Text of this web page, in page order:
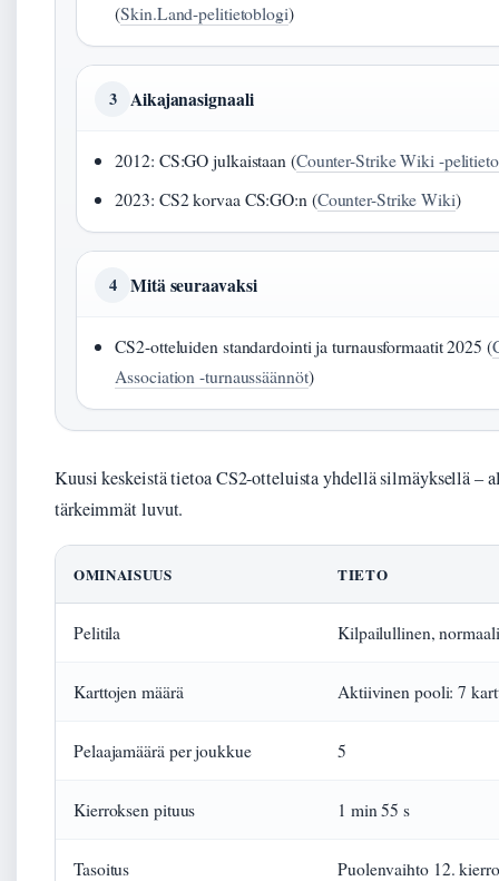
(Skin.Land-pelitietoblogi)
3 Aikajanasignaali
2012: CS:GO julkaistaan (Counter-Strike Wiki -
2023: CS2 korvaa CS:GO:n (Counter-Strike Wiki)
4 Mitä seuraavaksi
CS2-otteluiden standardointi ja turnausformaatit 2025 (
Association -turnaussäännöt)
Kuusi keskeistä tietoa CS2-otteluista yhdellä silmäyksellä –
tärkeimmät luvut.
OMINAISUUS TIETO
Pelitila Kilpailullinen,
Karttojen määrä Aktiivinen pooli: 7
Pelaajamäärä per joukkue 5
Kierroksen pituus 1 min 55 s
Tasoitus Puolenvaihto 12.